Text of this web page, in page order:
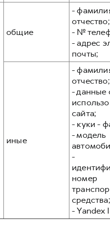
общие
-
отчество;
- №
- адрес
почты;
иные
-
отчество;
- данные
сайта;
- куки -
- модель
-
номер
средства;
- Yandex